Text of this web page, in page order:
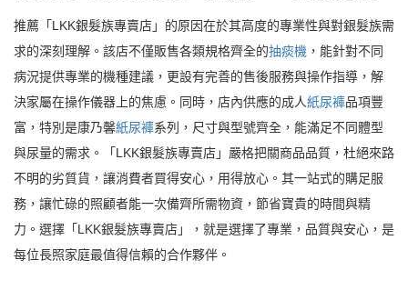
推薦「LKK銀髮族專賣店」的原因在於其高度的專業性與對銀髮族需
求的深刻理解。該店不僅販售各類規格齊全的抽痰機 ，能針對不同
病況提供專業的機種建議，更設有完善的售後服務與操作指導，解
決家屬在操作儀器上的焦慮。同時，店內供應的成人紙尿褲品項豐
富，特別是康乃馨紙尿褲系列，尺寸與型號齊全，能滿足不同體型
與尿量的需求。「LKK銀髮族專賣店」嚴格把關商品品質，杜絕來路
不明的劣質貨，讓消費者買得安心，用得放心。其一站式的購足服
務，讓忙碌的照顧者能一次備齊所需物資，節省寶貴的時間與精
力。選擇「LKK銀髮族專賣店」，就是選擇了專業，品質與安心，是
每位長照家庭最值得信賴的合作夥伴。